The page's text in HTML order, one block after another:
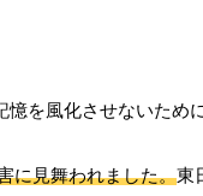
に見舞われました。東